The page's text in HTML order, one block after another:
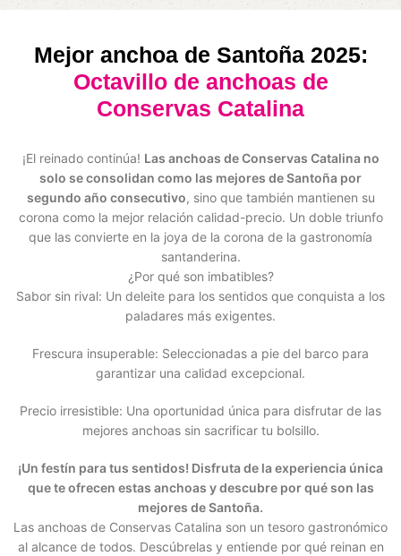
Mejor anchoa de Santoña 2025:
Octavillo de anchoas de
Conservas Catalina
¡El reinado continúa! Las anchoas de Conservas Catalina no
solo se consolidan como las mejores de Santoña por
segundo año consecutivo, sino que también mantienen su
corona como la mejor relación calidad-precio. Un doble triunfo
que las convierte en la joya de la corona de la gastronomía
santanderina.
¿Por qué son imbatibles?
Sabor sin rival: Un deleite para los sentidos que conquista a los
paladares más exigentes.
Frescura insuperable: Seleccionadas a pie del barco para
garantizar una calidad excepcional.
Precio irresistible: Una oportunidad única para disfrutar de las
mejores anchoas sin sacrificar tu bolsillo.
¡Un festín para tus sentidos! Disfruta de la experiencia única
que te ofrecen estas anchoas y descubre por qué son las
mejores de Santoña.
Las anchoas de Conservas Catalina son un tesoro gastronómico
al alcance de todos. Descúbrelas y entiende por qué reinan en